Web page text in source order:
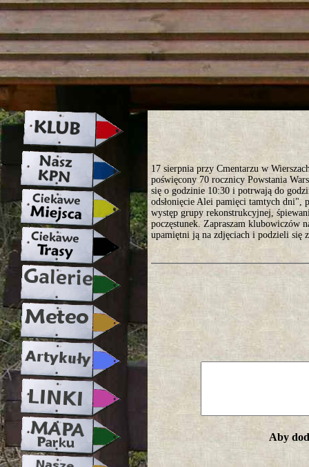
strona w naprawie zapraszamy
17 sierpnia przy Cmentarzu w
poświęcony 70 rocznicy Powstania
się o godzinie 10:30 i potrwają do
odsłonięcie Alei pamięci tamtych dni",
występ grupy rekonstrukcyjnej,
poczęstunek. Zapraszam klubowiczów
upamiętni ją na zdjęciach i podzieli się
Aby